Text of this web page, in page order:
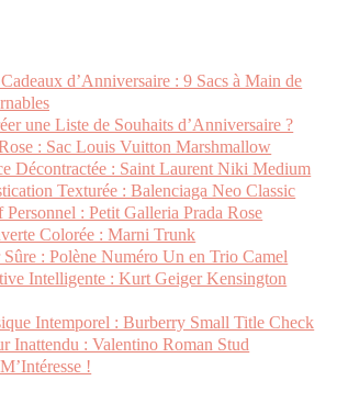
d’Anniversaire : 9 Sacs à Main de
une Liste de Souhaits d’Anniversaire ?
: Sac Louis Vuitton Marshmallow
Décontractée : Saint Laurent Niki Medium
Texturée : Balenciaga Neo Classic
Personnel : Petit Galleria Prada Rose
Colorée : Marni Trunk
: Polène Numéro Un en Trio Camel
Intelligente : Kurt Geiger Kensington
Intemporel : Burberry Small Title Check
Inattendu : Valentino Roman Stud
!